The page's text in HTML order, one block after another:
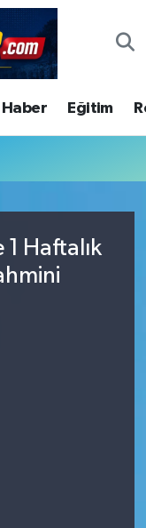
Eğitim
1 Haftalık